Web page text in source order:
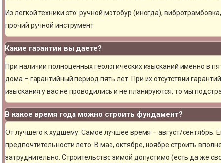
Из лёгкой техники это: ручной мотобур (иногда),
прочий ручной инструмент
Какие гарантии вы даете?
При наличии полноценных геологических изысканий именно в
дома – гарантийный период пять лет. При их отсутствии
изыскания у вас не проводились и не планируются, то мы
В какое время года можно строить фундамент?
От лучшего к худшему. Самое лучшее время – август/сентябрь.
предпочтительности лето. В мае, октябре, ноябре строить
затруднительно. Строительство зимой допустимо (есть да же